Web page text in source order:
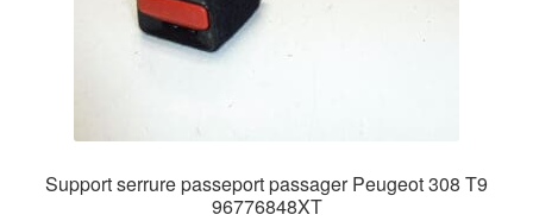
Support serrure passeport passager Peugeot 308 T9
96776848XT